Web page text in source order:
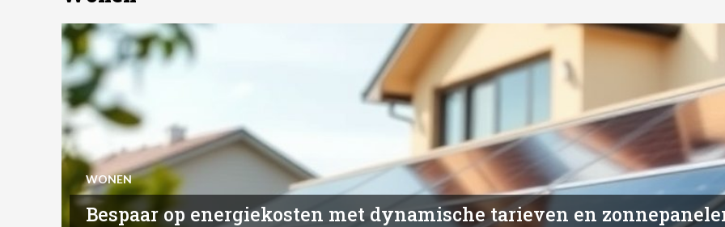
WONEN
Bespaar op energiekosten met dynamische tarieven en